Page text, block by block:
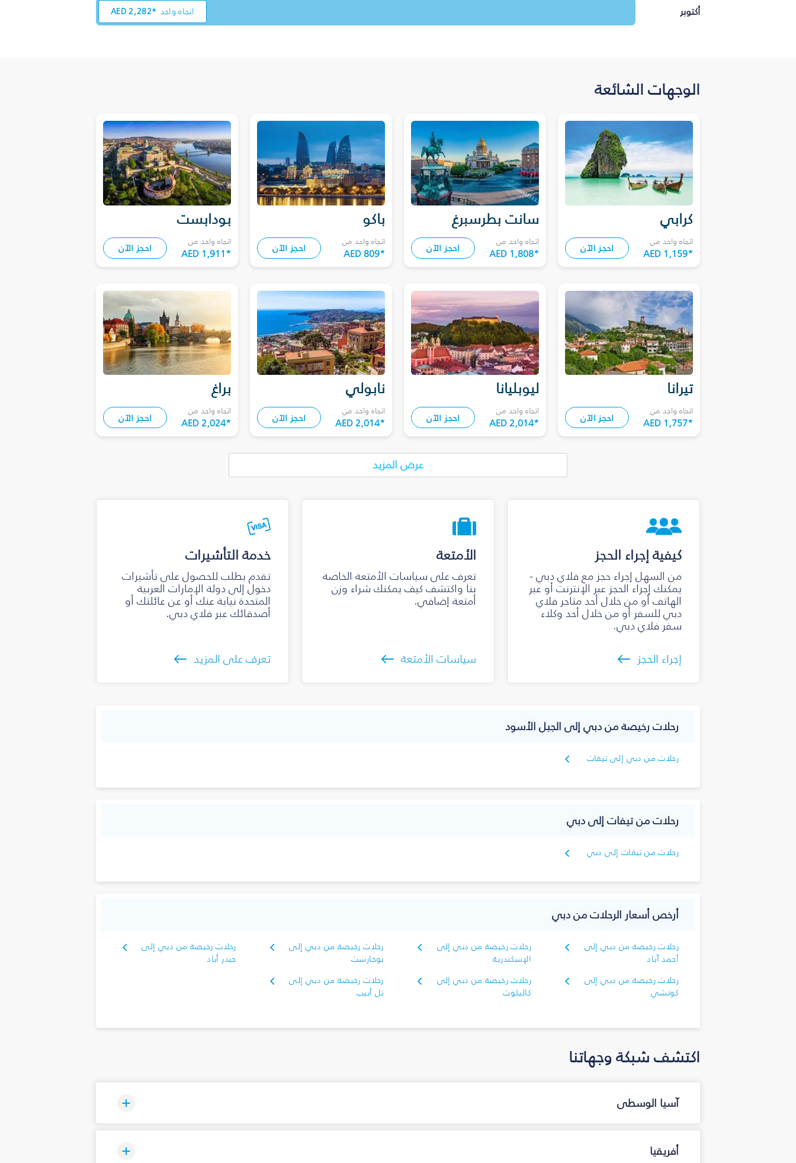
أكتوبر اتجاه واحد AED 2,282*
الوجهات الشائعة
كرابي
اتجاه واحد من
AED 1,159* احجز الآن
سانت بطرسبرغ
اتجاه واحد من
AED 1,808* احجز الآن
باكو
اتجاه واحد من
AED 809* احجز الآن
بودابست
اتجاه واحد من
AED 1,911* احجز الآن
تيرانا
اتجاه واحد من
AED 1,757* احجز الآن
ليوبليانا
اتجاه واحد من
AED 2,014* احجز الآن
نابولي
اتجاه واحد من
AED 2,014* احجز الآن
براغ
اتجاه واحد من
AED 2,024* احجز الآن
عرض المزيد
كيفية إجراء الحجز
من السهل إجراء حجز مع فلاي دبي -
يمكنك إجراء الحجز عبر الإنترنت أو عبر
الهاتف أو من خلال أحد متاجر فلاي
دبي للسفر أو من خلال أحد وكلاء
سفر فلاي دبي.
إجراء الحجز
الأمتعة
تعرف على سياسات الأمتعة الخاصة
بنا واكتشف كيف يمكنك شراء وزن
أمتعة إضافي.
سياسات الأمتعة
خدمة التأشيرات
تقدم بطلب للحصول على تأشيرات
دخول إلى دولة الإمارات العربية
المتحدة نيابة عنك أو عن عائلتك أو
أصدقائك عبر فلاي دبي.
تعرف على المزيد
رحلات رخيصة من دبي إلى الجبل الأسود
رحلات من دبي إلى تيفات
رحلات من تيفات إلى دبي
رحلات من تيفات إلى دبي
أرخص أسعار الرحلات من دبي
رحلات رخيصة من دبي إلى
أحمد آباد
رحلات رخيصة من دبي إلى
الإسكندرية
رحلات رخيصة من دبي إلى
بوخارست
رحلات رخيصة من دبي إلى
حيدر أباد
رحلات رخيصة من دبي إلى
كوتشي
رحلات رخيصة من دبي إلى
كاليكوت
رحلات رخيصة من دبي إلى
تل أبيب
اكتشف شبكة وجهاتنا
آسيا الوسطى
أفريقيا